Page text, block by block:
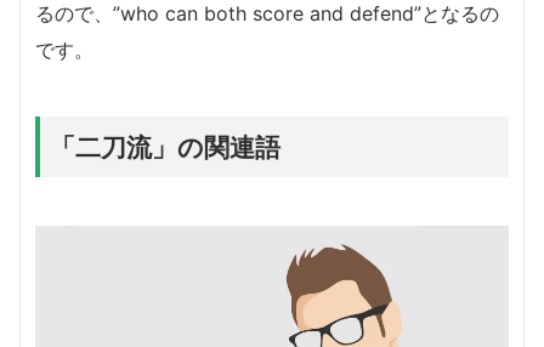
るので、”who can both score and defend”となるの
です。
「二刀流」の関連語